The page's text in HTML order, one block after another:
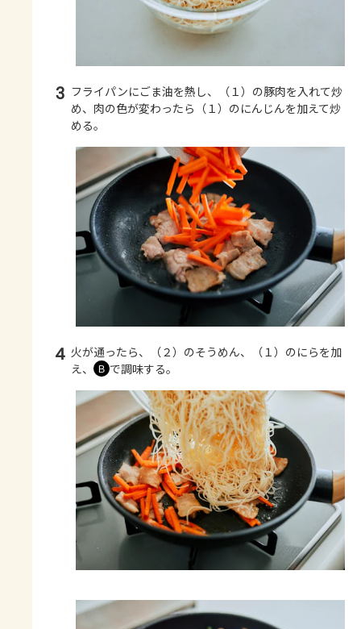
3 フライパンにごま油を熱し、（１）の豚肉を入れて炒
め、肉の色が変わったら（１）のにんじんを加えて炒
める。
4 火が通ったら、（２）のそうめん、（１）のにらを加
え、
Ｂ で調味する。